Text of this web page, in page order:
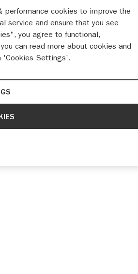
& PRIJSLIJST
performance cookies to improve the
service and ensure that you see
you agree to functional,
can read more about cookies and
'Cookies Settings'.